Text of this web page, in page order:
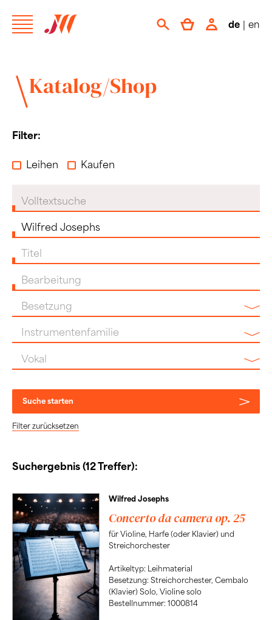
de | en
Katalog/Shop
Filter:
Leihen Kaufen
Suche starten
Filter zurücksetzen
Suchergebnis (12 Treffer):
Wilfred Josephs
Concerto da camera op. 25
für Violine, Harfe (oder Klavier) und
Streichorchester
Artikeltyp: Leihmaterial
Besetzung: Streichorchester, Cembalo
(Klavier) Solo, Violine solo
Bestellnummer: 1000814